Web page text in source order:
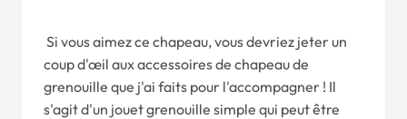
Si vous aimez ce chapeau, vous devriez jeter un
coup d'œil aux accessoires de chapeau de
grenouille que j'ai faits pour l'accompagner ! Il
s'agit d'un jouet grenouille simple qui peut être